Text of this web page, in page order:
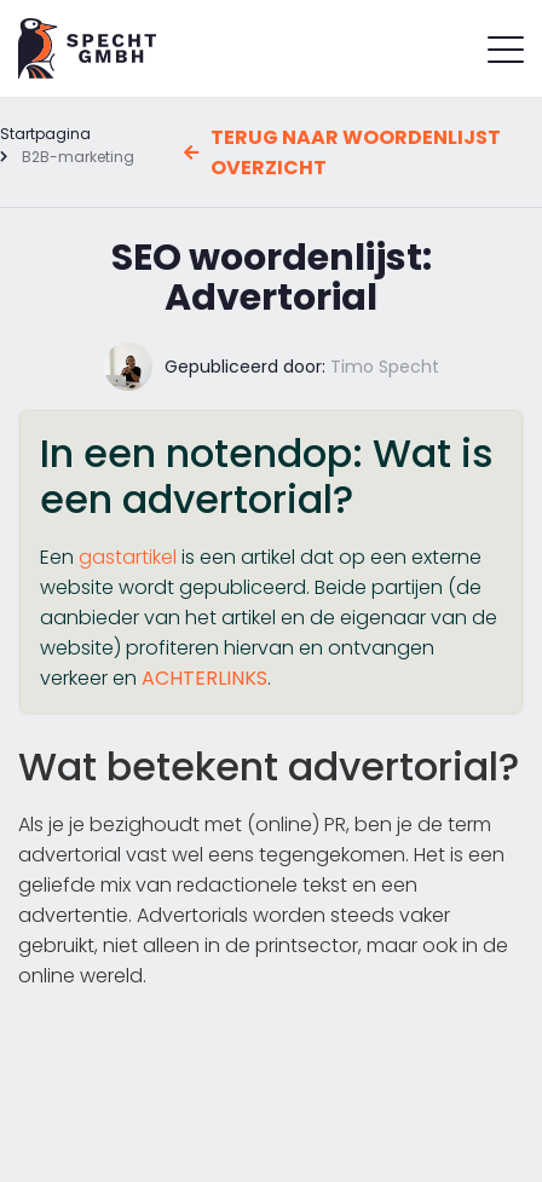
Startpagina
B2B-marketing
TERUG NAAR WOORDENLIJST
OVERZICHT
SEO woordenlijst:
Advertorial
Gepubliceerd door: Timo Specht
In een notendop: Wat is
een advertorial?
Een gastartikel is een artikel dat op een externe
website wordt gepubliceerd. Beide partijen (de
aanbieder van het artikel en de eigenaar van de
website) profiteren hiervan en ontvangen
verkeer en ACHTERLINKS.
Wat betekent advertorial?
Als je je bezighoudt met (online) PR, ben je de term
advertorial vast wel eens tegengekomen. Het is een
geliefde mix van redactionele tekst en een
advertentie. Advertorials worden steeds vaker
gebruikt, niet alleen in de printsector, maar ook in de
online wereld.